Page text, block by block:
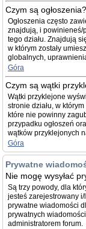
Czym są ogłoszenia?
Ogłoszenia często
znajdują, i powinieneś/
tego działu. Znajdują
w którym zostały
globalnych,
Góra
Czym są wątki
Wątki przyklejone
stronie działu, w
które nie powinny
przypadku ogłoszeń
wątków przyklejonych
Góra
Prywatne
Nie mogę wysyłać
Są trzy powody, dla
jesteś zarejestrowany i/
prywatne wiadomości
prywatnych
administratorem forum.